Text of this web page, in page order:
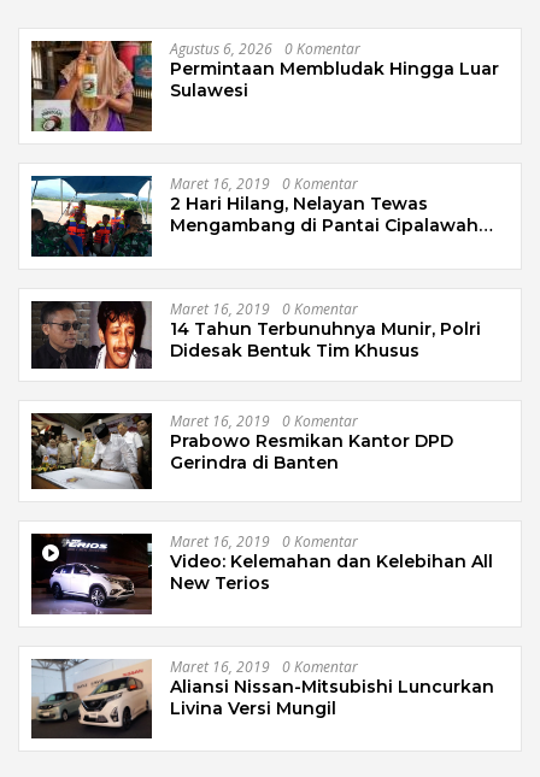
Agustus 6, 2026 0 Komentar
Permintaan Membludak Hingga Luar
Sulawesi
Maret 16, 2019 0 Komentar
2 Hari Hilang, Nelayan Tewas
Mengambang di Pantai Cipalawah
Maret 16, 2019 0 Komentar
14 Tahun Terbunuhnya Munir, Polri
Didesak Bentuk Tim Khusus
Maret 16, 2019 0 Komentar
Prabowo Resmikan Kantor DPD
Gerindra di Banten
Maret 16, 2019 0 Komentar
Video: Kelemahan dan Kelebihan All
New Terios
Maret 16, 2019 0 Komentar
Aliansi Nissan-Mitsubishi Luncurkan
Livina Versi Mungil